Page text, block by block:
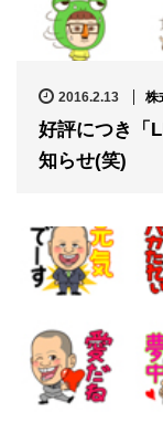
2016.2.13 株
好評につき「
知らせ(笑)